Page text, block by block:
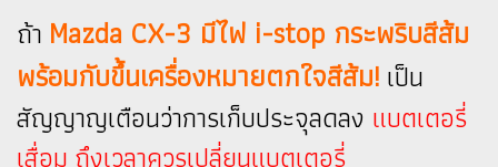
ถ้า Mazda CX-3 มีไฟ i-stop กระพริบสีส้ม
พร้อมกับขึ้นเครื่องหมายตกใจสีส้ม! เป็น
สัญญาญเตือนว่าการเก็บประจุลดลง แบตเตอรี่
เสื่อม ถึงเวลาควรเปลี่ยนแบตเตอรี่